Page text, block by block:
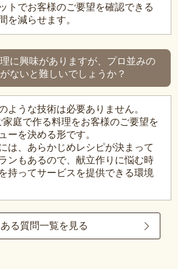
トでお客様のご要望を確認できる
を減らせます。
に興味がありますが、プロ並みの
ないと難しいでしょうか？
ような技術は必要ありません。
庭で作る料理をお客様のご要望を
ーを決める形です。
は、あらかじめレシピが決まって
ンもあるので、献立作りに悩む時
持ってサービスを提供できる環境
る質問一覧を見る